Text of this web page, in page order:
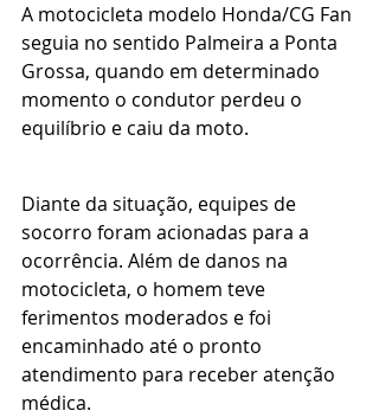
A motocicleta modelo Honda/CG Fan
seguia no sentido Palmeira a Ponta
Grossa, quando em determinado
momento o condutor perdeu o
equilíbrio e caiu da moto.
Diante da situação, equipes de
socorro foram acionadas para a
ocorrência. Além de danos na
motocicleta, o homem teve
ferimentos moderados e foi
encaminhado até o pronto
atendimento para receber atenção
médica.